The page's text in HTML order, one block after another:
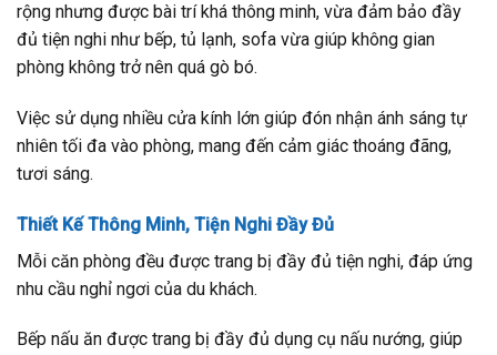
rộng nhưng được bài trí khá thông minh, vừa đảm bảo đầy
đủ tiện nghi như bếp, tủ lạnh, sofa vừa giúp không gian
phòng không trở nên quá gò bó.
Việc sử dụng nhiều cửa kính lớn giúp đón nhận ánh sáng tự
nhiên tối đa vào phòng, mang đến cảm giác thoáng đãng,
tươi sáng.
Thiết Kế Thông Minh, Tiện Nghi Đầy Đủ
Mỗi căn phòng đều được trang bị đầy đủ tiện nghi, đáp ứng
nhu cầu nghỉ ngơi của du khách.
Bếp nấu ăn được trang bị đầy đủ dụng cụ nấu nướng, giúp